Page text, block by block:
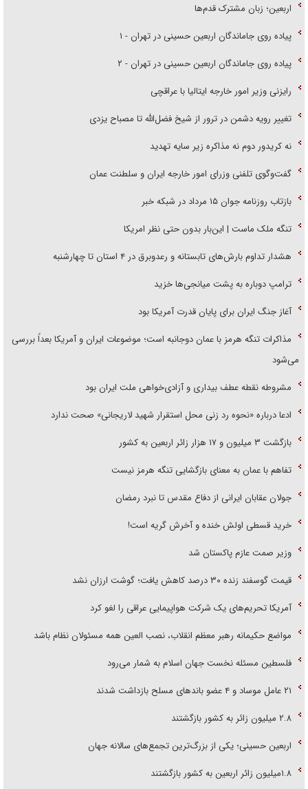
اربعین؛ زبان مشترک قدم‌ها
پیاده روی جاماندگان اربعین حسینی در تهران - ۱
پیاده روی جاماندگان اربعین حسینی در تهران - ۲
رایزنی وزیر امور خارجه ایتالیا با عراقچی
تغییر رویه دشمن در ترور از شیخ فضل‌الله تا مصباح یزدی
نه کریدور دوم نه مذاکره زیر سایه تهدید
گفت‌وگوی تلفنی وزرای امور خارجه ایران و سلطنت عمان
بازتاب روزنامه جوان ۱۵ مرداد در شبکه خبر
تنگه ملک ماست | این‌بار بدون حتی نظر امریکا
هشدار تداوم بارش‌های تابستانه و رعدوبرق در ۴ استان تا چهارشنبه
ترامپ دوباره به پشت میانجی‌ها خزید
آغاز جنگ ایران برای پایان قدرت آمریکا بود
مذاکرات تنگه هرمز با عمان دوجانبه است؛ موضوعات ایران و آمریکا بعداً بررسی
می‌شود
مشروطه نقطه عطف بیداری و آزادی‌خواهی ملت ایران بود
ادعا درباره «نحوه رد زنی محل استقرار شهید لاریجانی» صحت ندارد
بازگشت ۳ میلیون و ۱۷ هزار زائر اربعین به کشور
تفاهم با عمان به معنای بازگشایی تنگه هرمز نیست
جولان عقابان ایرانی از دفاع مقدس تا نبرد رمضان
خرید قسطی اولش خنده و آخرش گریه است!
وزیر صمت عازم پاکستان شد
قیمت گوسفند زنده ۳۰ درصد کاهش یافت؛ گوشت ارزان نشد
آمریکا تحریم‌های یک شرکت هواپیمایی عراقی را لغو کرد
مواضع حکیمانه رهبر معظم انقلاب، نصب العین همه مسئولان نظام باشد
فلسطین مسئله نخست جهان اسلام به شمار می‌رود
۲۱ عامل موساد و ۴ عضو باند‌های مسلح بازداشت شدند
۲.۸ میلیون زائر به کشور بازگشتند
اربعین حسینی؛ یکی از بزرگ‌ترین تجمع‌های سالانه جهان
۱.۸میلیون زائر اربعین به کشور بازگشتند